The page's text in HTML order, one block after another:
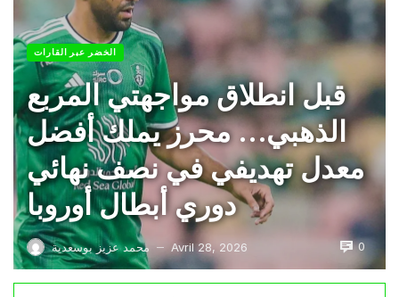
الخضر عبر القارات
قبل انطلاق مواجهتي المربع
الذهبي… محرز يملك أفضل
معدل تهديفي في نصف نهائي
دوري أبطال أوروبا
محمد عزيز بوسعدية — Avril 28, 2026 0